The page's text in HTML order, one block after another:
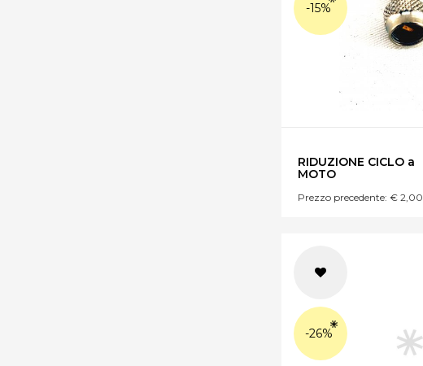
-15%
RIDUZIONE CICLO a
MOTO
Prezzo precedente: € 2,00
-26%